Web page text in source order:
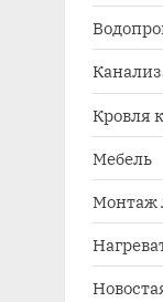
Кровля
Мебель
Монтаж